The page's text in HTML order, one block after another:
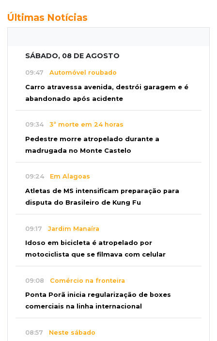
Últimas Notícias
SÁBADO, 08 DE AGOSTO
09:47 Automóvel roubado
Carro atravessa avenida, destrói garagem e é
abandonado após acidente
09:34 3ª morte em 24 horas
Pedestre morre atropelado durante a
madrugada no Monte Castelo
09:24 Em Alagoas
Atletas de MS intensificam preparação para
disputa do Brasileiro de Kung Fu
09:17 Jardim Manaíra
Idoso em bicicleta é atropelado por
motociclista que se filmava com celular
09:08 Comércio na fronteira
Ponta Porã inicia regularização de boxes
comerciais na linha internacional
08:57 Neste sábado